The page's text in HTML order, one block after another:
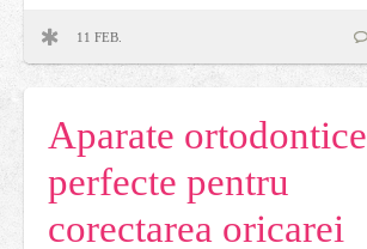
11 FEB.
Aparate ortodontice
perfecte pentru
corectarea oricarei